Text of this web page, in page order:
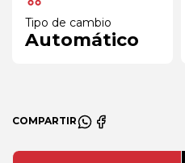
Tipo de cambio
Automático
COMPARTIR